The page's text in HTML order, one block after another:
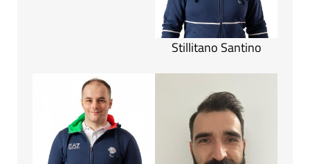
Stillitano Santino